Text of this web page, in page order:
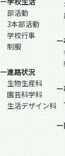
部活動
3本部活動
学校行事
制服
ー進路状況
生物生産科
園芸科学科
生活デザイン科